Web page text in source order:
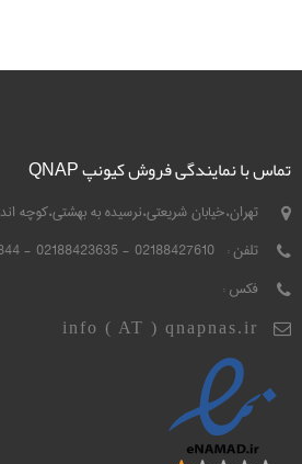
تماس با نمایندگی فروش کیونپ QNAP
تهران،خیابان شریعتی،نرسیده به بهشتی،کوچه اندیشه
تلفن : 02188427610 - 02188423635 - 02188442844
فکس :
info ( AT ) qnapnas.ir